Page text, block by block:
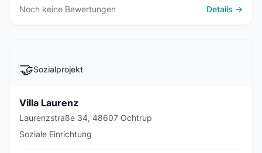
Noch keine Bewertungen Details →
🤝Sozialprojekt
Villa Laurenz
Laurenzstraße 34, 48607 Ochtrup
Soziale Einrichtung